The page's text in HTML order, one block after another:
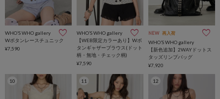
WHO’S WHO gallery
Wボタンレースチュニック
¥7,590
WHO’S WHO gallery
【WEB限定カラーあり】Wボ
タンギャザーブラウス(ドット
柄・無地・チェック柄)
¥7,590
NEW 再入荷
WHO’S WHO gallery
【新色追加】2WAYドットス
タッズリンプバッグ
¥7,920
10 11 12